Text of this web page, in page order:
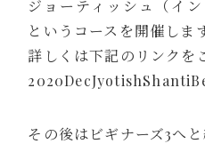
ジョーティッシュ（イ
というコースを開催しま
詳しくは下記のリンクを
その後はビギナーズ3へと